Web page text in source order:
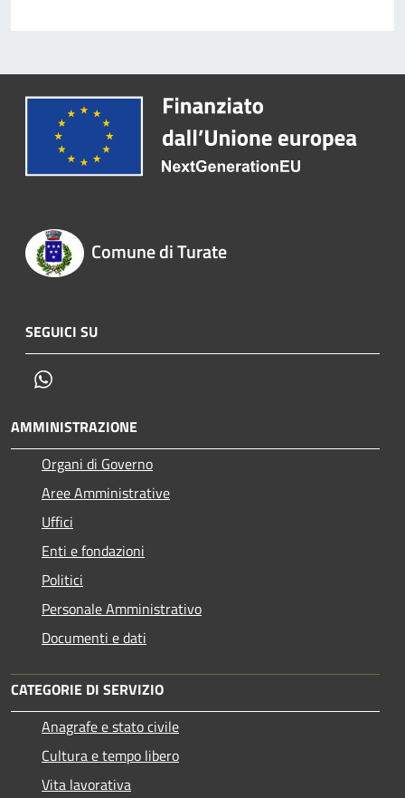
Comune di Turate
SEGUICI SU
AMMINISTRAZIONE
Organi di Governo
Aree Amministrative
Uffici
Enti e fondazioni
Politici
Personale Amministrativo
Documenti e dati
CATEGORIE DI SERVIZIO
Anagrafe e stato civile
Cultura e tempo libero
Vita lavorativa